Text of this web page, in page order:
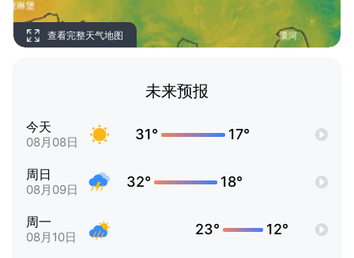
查看完整天气地图
未来预报
今天
08月08日 31° 17°
周日
08月09日 32° 18°
周一
08月10日 23° 12°